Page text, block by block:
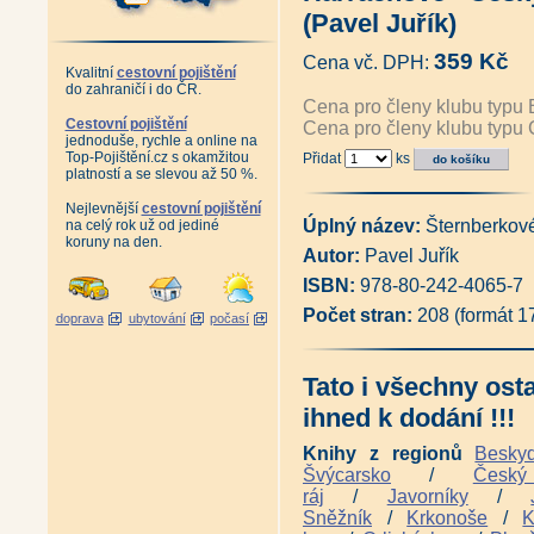
Kvalitní cestovní pojištění
do zahraničí i do ČR.
Cestovní pojištění
jednoduše, rychle a online na
Top-Pojištění.cz s okamžitou
platností a se slevou až 50 %.
Nejlevnější cestovní pojištění
na celý rok už od jediné
koruny na den.
doprava ubytování počasí
František Kaván - Život a
Kryštof Gendorf (Jiří Louda,
Upomínkové sklo a porcelán
Grauparova mapa
Poklady Krkonošského
Poklady Krkonošského
Antikvariát - Rozčilené cesty
Zašlá chuť morušek -
Antikvariát - Zašlá chuť
Horská železnice Liberec -
Počátky lokální železniční
Ozvěny krkonošské minulosti
Vrchlabí - Můj domov
Důl Kovárna v obrazech -
Krkonošský kras (Radko
Krkonošské letokruhy - 2
Hrobům v dáli - Otisk 1.
Hrobům v dáli - Otisk 1.
Hrobům v dáli - Otisk 1.
Hrobům v dáli - Otisk 1.
Krkonoše za císaře pána
Cesty Vlachů - Mysterium
Po stopách Sarajeva 1914
(Pavel Juřík)
Cena vč. DPH: 359 Kč
Cena pro členy klubu typu
Cena pro členy klubu typu
Přidat ks
Úplný název:
Autor: Pavel Juřík
ISBN: 978-80-242-4065-7
Počet stran: 208 (formát
Tato i všechny
ihned k dodání !!!
Knihy z regionů
Švýcarsko /
ráj / Javorníky/
Sněžník / Krkonoše /